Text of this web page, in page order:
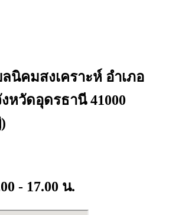
นิคมสงเคราะห์ อำเภอ
หวัดอุดรธานี 41000
- 17.00 น.